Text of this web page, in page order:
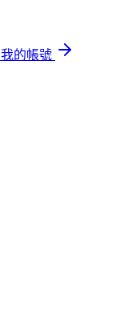
我的帳號